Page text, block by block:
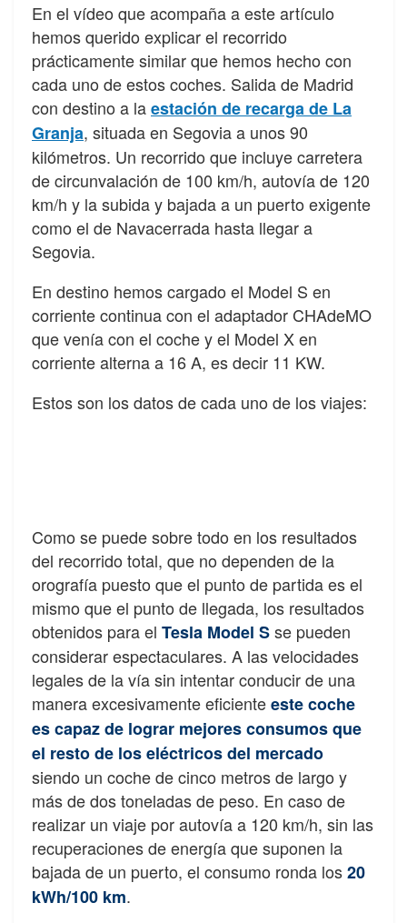
En el vídeo que acompaña a este artículo
hemos querido explicar el recorrido
prácticamente similar que hemos hecho con
cada uno de estos coches. Salida de Madrid
con destino a laestación de recarga de La
Granja, situada en Segovia a unos 90
kilómetros. Un recorrido que incluye carretera
de circunvalación de 100 km/h, autovía de 120
km/h y la subida y bajada a un puerto exigente
como el de Navacerrada hasta llegar a
Segovia.
En destino hemos cargado el Model S en
corriente continua con el adaptador CHAdeMO
que venía con el coche y el Model X en
corriente alterna a 16 A, es decir 11 KW.
Estos son los datos de cada uno de los viajes:
Como se puede sobre todo en los resultados
del recorrido total, que no dependen de la
orografía puesto que el punto de partida es el
mismo que el punto de llegada, los resultados
obtenidos para el Tesla Model Sse pueden
considerar espectaculares. A las velocidades
legales de la vía sin intentar conducir de una
manera excesivamente eficienteeste coche
es capaz de lograr mejores consumos que
el resto de los eléctricos del mercado
siendo un coche de cinco metros de largo y
más de dos toneladas de peso. En caso de
realizar un viaje por autovía a 120 km/h, sin las
recuperaciones de energía que suponen la
bajada de un puerto, el consumo ronda los20
kWh/100 km.